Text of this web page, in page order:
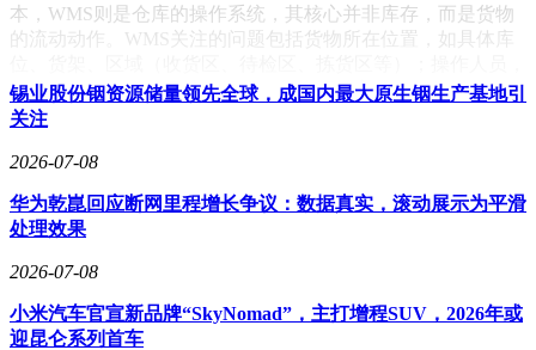
本，WMS则是仓库的操作系统，其核心并非库存，而是货物
的流动动作。WMS关注的问题包括货物所在位置，如具体库
如谁上架、拣货、复核、发货；货物流转方式，如先进先出、
后进先出，按批次还是序列号，按订单拣还是波次拣；以及流
旨在解决仓库现场的复杂性，将人脑经验管理转变为系统流程
管理。仓库作为高频复杂现场，常面临多个订单同时出库、多
个SKU混杂、临时退货插入以及补货、调拨、盘点等情况，
若无系统约束，易出现混乱。WMS通过库位管理、条码扫
描、拣货路径规划、作业任务分配和流程闭环等功能，确保库
ERP与WMS存在本质区别，主要体现在关注点、数据粒度、
锡业股份铟资源储量领先全球，成国内最大原生铟生产基地引
关注
2026-07-08
华为乾崑回应断网里程增长争议：数据真实，滚动展示为平滑
处理效果
2026-07-08
小米汽车官宣新品牌“SkyNomad”，主打增程SUV，2026年或
迎昆仑系列首车